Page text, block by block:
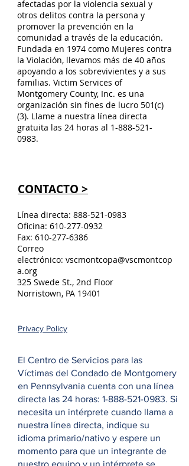
afectadas por la violencia sexual y
otros delitos contra la persona y
promover la prevención en la
comunidad a través de la educación.
Fundada en 1974 como Mujeres contra
la Violación, llevamos más de 40 años
apoyando a los sobrevivientes y a sus
familias. Victim Services of
Montgomery County, Inc. es una
organización sin fines de lucro 501(c)
(3). Llame a nuestra línea directa
gratuita las 24 horas al 1-888-521-
0983.
CONTACTO >
Línea directa: 888-521-0983
Oficina: 610-277-0932
Fax: 610-277-6386
Correo
electrónico: vscmontcopa@vscmontcop
a.org
325 Swede St., 2nd Floor
Norristown, PA 19401
Privacy Policy
El Centro de Servicios para las
Víctimas del Condado de Montgomery
en Pennsylvania cuenta con una línea
directa las 24 horas: 1-888-521-0983. Si
necesita un intérprete cuando llama a
nuestra línea directa, indique su
idioma primario/nativo y espere un
momento para que un integrante de
nuestro equipo y un intérprete se